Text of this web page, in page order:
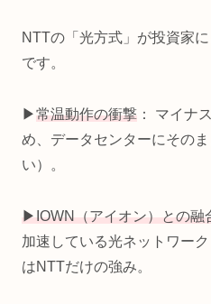
NTTの「光方式」が投資家
です。
▶常温動作の衝撃 ： マイナ
め、データセンターにその
い）。
▶IOWN（アイオン）との融
加速している光ネットワー
はNTTだけの強み。